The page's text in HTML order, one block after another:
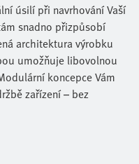
úsilí při navrhování Vaší
snadno přizpůsobí
architektura výrobku
umožňuje libovolnou
koncepce Vám
zařízení – bez